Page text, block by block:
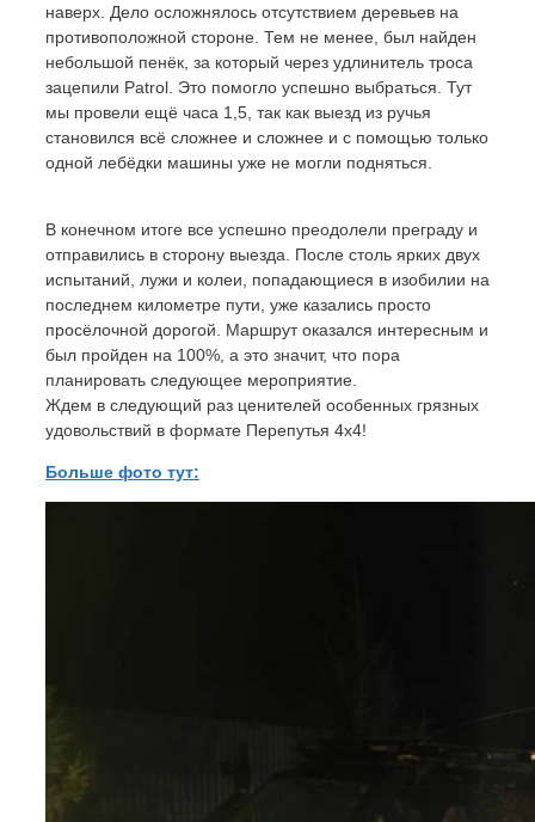
наверх. Дело осложнялось отсутствием деревьев на
противоположной стороне. Тем не менее, был найден
небольшой пенёк, за который через удлинитель троса
зацепили Patrol. Это помогло успешно выбраться. Тут
мы провели ещё часа 1,5, так как выезд из ручья
становился всё сложнее и сложнее и с помощью только
одной лебёдки машины уже не могли подняться.
В конечном итоге все успешно преодолели преграду и
отправились в сторону выезда. После столь ярких двух
испытаний, лужи и колеи, попадающиеся в изобилии на
последнем километре пути, уже казались просто
просёлочной дорогой. Маршрут оказался интересным и
был пройден на 100%, а это значит, что пора
планировать следующее мероприятие.
Ждем в следующий раз ценителей особенных грязных
удовольствий в формате Перепутья 4х4!
Больше фото тут: